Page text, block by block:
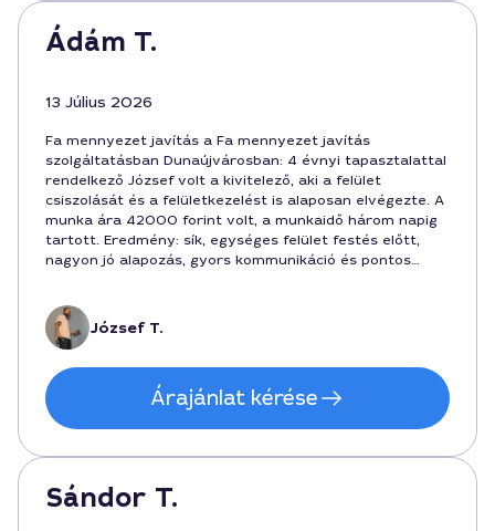
Ádám T.
13 Július 2026
Fa mennyezet javítás a Fa mennyezet javítás
szolgáltatásban Dunaújvárosban: 4 évnyi tapasztalattal
rendelkező József volt a kivitelező, aki a felület
csiszolását és a felületkezelést is alaposan elvégezte. A
munka ára 42000 forint volt, a munkaidő három napig
tartott. Eredmény: sík, egységes felület festés előtt,
nagyon jó alapozás, gyors kommunikáció és pontos
József T.
Árajánlat kérése
Sándor T.